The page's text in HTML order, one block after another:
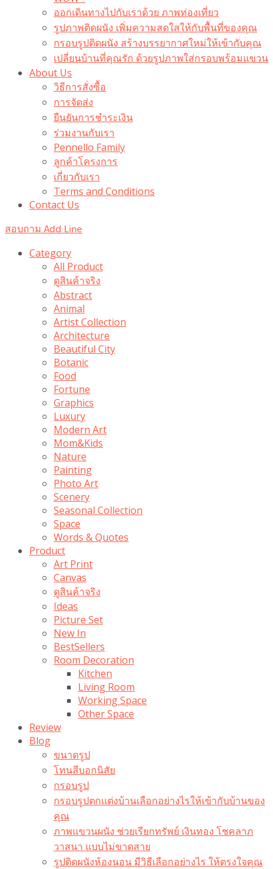
ออกเดินทางไปกับเราด้วย ภาพท่องเที่ยว
รูปภาพติดผนัง เพิ่มความสดใสให้กับพื้นที่ของคุณ
กรอบรูปติดผนัง สร้างบรรยากาศใหม่ให้เข้ากับคุณ
เปลี่ยนบ้านที่คุณรัก ด้วยรูปภาพใส่กรอบพร้อมแขวน​
About Us
วิธีการสั่งซื้อ
การจัดส่ง
ยืนยันการชำระเงิน
ร่วมงานกับเรา
Pennello Family
ลูกค้าโครงการ
เกี่ยวกับเรา
Terms and Conditions
Contact Us
สอบถาม Add Line
Category
All Product
ดูสินค้าจริง
Abstract
Animal
Artist Collection
Architecture
Beautiful City
Botanic
Food
Fortune
Graphics
Luxury
Modern Art
Mom&Kids
Nature
Painting
Photo Art
Scenery
Seasonal Collection
Space
Words & Quotes
Product
Art Print
Canvas
ดูสินค้าจริง
Ideas
Picture Set
New In
BestSellers
Room Decoration
Kitchen
Living Room
Working Space
Other Space
Review
Blog
ขนาดรูป
โทนสีบอกนิสัย
กรอบรูป
กรอบรูปตกแต่งบ้านเลือกอย่างไรให้เข้ากับบ้านของ
คุณ
ภาพแขวนผนัง ช่วยเรียกทรัพย์ เงินทอง โชคลาภ
วาสนา แบบไม่ขาดสาย
รูปติดผนังห้องนอน มีวิธีเลือกอย่างไร ให้ตรงใจคุณ